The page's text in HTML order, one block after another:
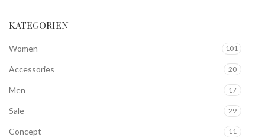
KATEGORIEN
Accessories 20
Concept 11
Men 17
Sale 29
Women 101